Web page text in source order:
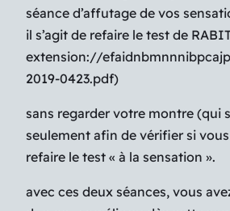
séance d’affutage de vos
il s’agit de refaire le test de
extension://
2019-0423.pdf)
sans regarder votre montre (qui
seulement afin de vérifier si
refaire le test « à la sensation ».
avec ces deux séances, vous